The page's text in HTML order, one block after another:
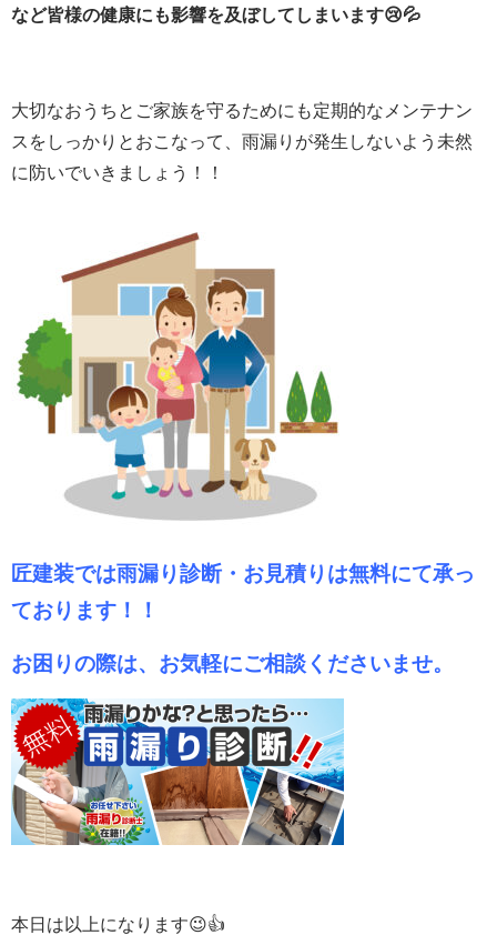
など皆様の健康にも影響を及ぼしてしまいます😢💦
大切なおうちとご家族を守るためにも定期的なメンテナン
スをしっかりとおこなって、雨漏りが発生しないよう未然
に防いでいきましょう！！
匠建装では雨漏り診断・お見積りは無料にて承っ
ております！！
お困りの際は、お気軽にご相談くださいませ。
本日は以上になります😉👍